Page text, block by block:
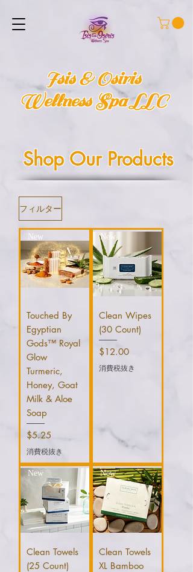
Isis & Osiris
Wellness Spa LLC
Shop Our Products
フィルター
New
Touched By
Egyptian
Gods™ Royal
Glow
Turmeric,
Honey, Goat
Milk & Aloe
Soap
価格
$5.25
消費税抜き
New
Clean Wipes
(30 Count)
価格
$12.00
消費税抜き
New
Clean Towels
(25 Count)
New
Clean Towels
XL Bamboo